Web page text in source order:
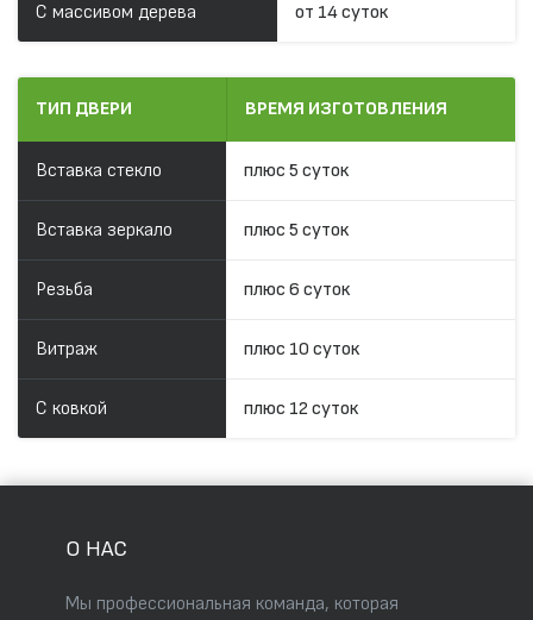
С массивом дерева от 14 суток
ТИП ДВЕРИ ВРЕМЯ ИЗГОТОВЛЕНИЯ
Вставка стекло плюс 5 суток
Вставка зеркало плюс 5 суток
Резьба плюс 6 суток
Витраж плюс 10 суток
С ковкой плюс 12 суток
О НАС
Мы профессиональная команда, которая